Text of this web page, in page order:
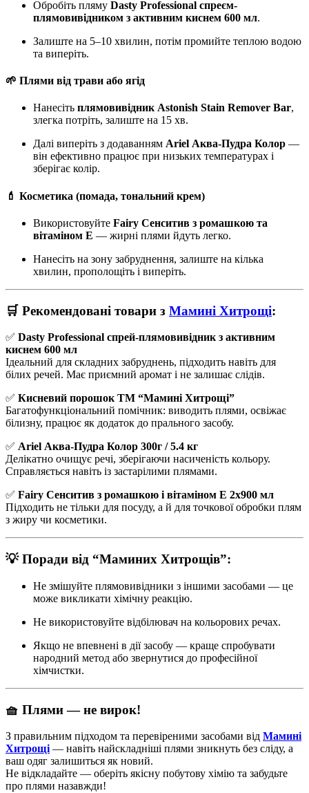
Обробіть пляму Dasty Professional спреєм-
плямовивідником з активним киснем 600 мл.
Залиште на 5–10 хвилин, потім промийте теплою водою
та виперіть.
🌱 Плями від трави або ягід
Нанесіть плямовивідник Astonish Stain Remover Bar,
злегка потріть, залиште на 15 хв.
Далі виперіть з додаванням Ariel Аква-Пудра Колор —
він ефективно працює при низьких температурах і
зберігає колір.
💄 Косметика (помада, тональний крем)
Використовуйте Fairy Сенситив з ромашкою та
вітаміном Е — жирні плями йдуть легко.
Нанесіть на зону забруднення, залиште на кілька
хвилин, прополощіть і виперіть.
🛒 Рекомендовані товари з Мамині Хитрощі:
✅ Dasty Professional спрей-плямовивідник з активним
киснем 600 мл
Ідеальний для складних забруднень, підходить навіть для
білих речей. Має приємний аромат і не залишає слідів.
✅ Кисневий порошок ТМ “Мамині Хитрощі”
Багатофункціональний помічник: виводить плями, освіжає
білизну, працює як додаток до прального засобу.
✅ Ariel Аква-Пудра Колор 300г / 5.4 кг
Делікатно очищує речі, зберігаючи насиченість кольору.
Справляється навіть із застарілими плямами.
✅ Fairy Сенситив з ромашкою і вітаміном Е 2x900 мл
Підходить не тільки для посуду, а й для точкової обробки плям
з жиру чи косметики.
💡 Поради від “Маминих Хитрощів”:
Не змішуйте плямовивідники з іншими засобами — це
може викликати хімічну реакцію.
Не використовуйте відбілювач на кольорових речах.
Якщо не впевнені в дії засобу — краще спробувати
народний метод або звернутися до професійної
хімчистки.
🧺 Плями — не вирок!
З правильним підходом та перевіреними засобами від Мамині
Хитрощі — навіть найскладніші плями зникнуть без сліду, а
ваш одяг залишиться як новий.
Не відкладайте — оберіть якісну побутову хімію та забудьте
про плями назавжди!